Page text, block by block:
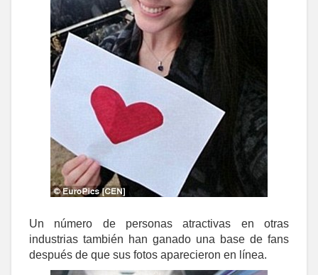
Un número de personas atractivas en otras
industrias también han ganado una base de fans
después de que sus fotos aparecieron en línea.